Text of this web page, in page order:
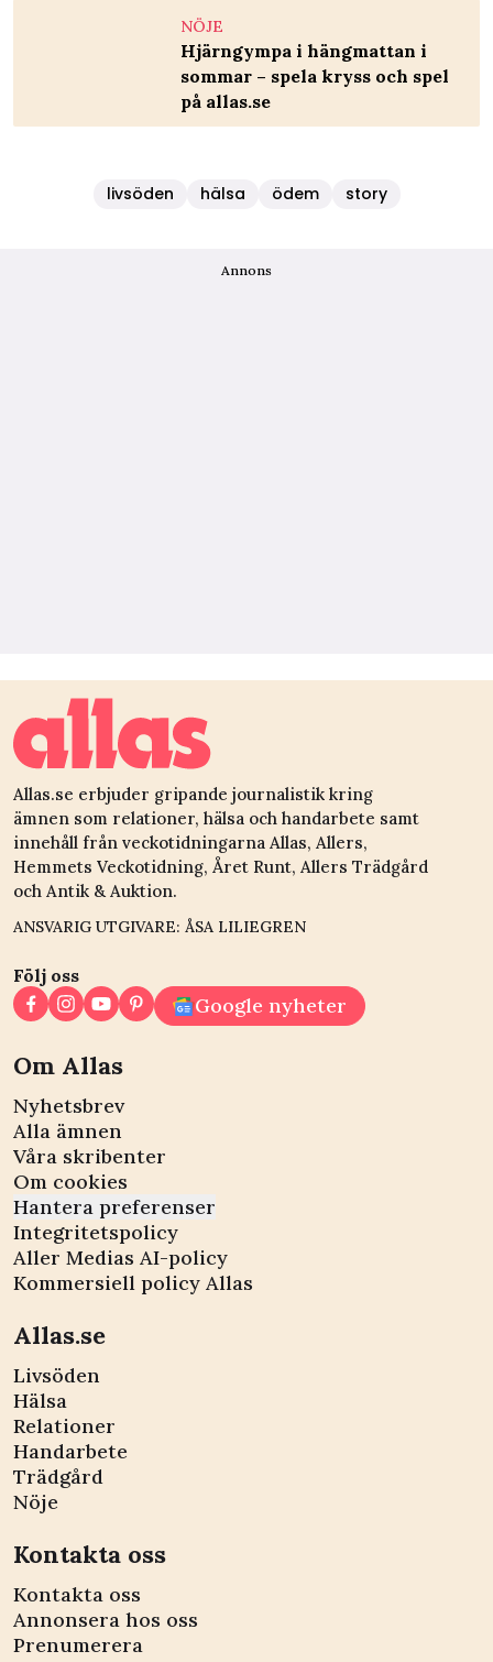
NÖJE
Hjärngympa i hängmattan i
sommar – spela kryss och spel
på allas.se
livsöden hälsa ödem story
Annons
Allas.se erbjuder gripande journalistik kring
ämnen som relationer, hälsa och handarbete samt
innehåll från veckotidningarna Allas, Allers,
Hemmets Veckotidning, Året Runt, Allers Trädgård
och Antik & Auktion.
ANSVARIG UTGIVARE: ÅSA LILIEGREN
Följ oss
Google nyheter
Om Allas
Nyhetsbrev
Alla ämnen
Våra skribenter
Om cookies
Hantera preferenser
Integritetspolicy
Aller Medias AI-policy
Kommersiell policy Allas
Allas.se
Livsöden
Hälsa
Relationer
Handarbete
Trädgård
Nöje
Kontakta oss
Kontakta oss
Annonsera hos oss
Prenumerera